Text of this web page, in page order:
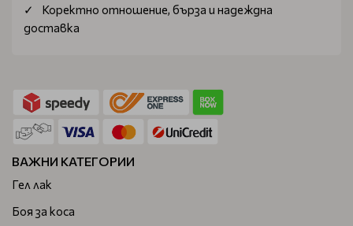
Коректно отношение, бърза и надеждна
доставка
ВАЖНИ КАТЕГОРИИ
Гел лак
Боя за коса